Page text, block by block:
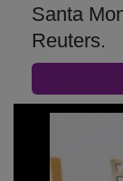
Santa
Reuters.